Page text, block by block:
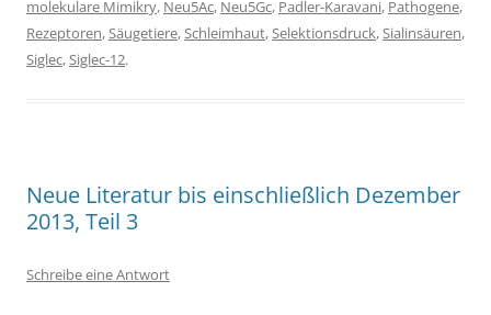
molekulare Mimikry, Neu5Ac, Neu5Gc, Padler-Karavani, Pathogene,
Rezeptoren,Säugetiere,Schleimhaut,Selektionsdruck,Sialinsäuren,
Siglec,Siglec-12.
Neue Literatur bis einschließlich Dezember
2013, Teil 3
Schreibe eine Antwort